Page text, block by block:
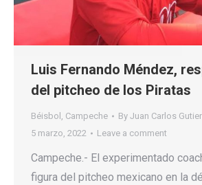
Luis Fernando Méndez,
del pitcheo de los Piratas
Béisbol , Campeche By Juan Carlos
5 marzo, 2022
Leave a comment
Campeche.- El experimentado
figura del pitcheo mexicano en la